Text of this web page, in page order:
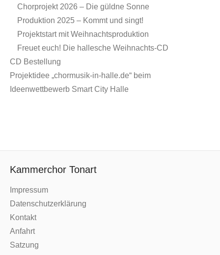
Chorprojekt 2026 – Die güldne Sonne
Produktion 2025 – Kommt und singt!
Projektstart mit Weihnachtsproduktion
Freuet euch! Die hallesche Weihnachts-CD
CD Bestellung
Projektidee „chormusik-in-halle.de“ beim
Ideenwettbewerb Smart City Halle
Kammerchor Tonart
Impressum
Datenschutzerklärung
Kontakt
Anfahrt
Satzung